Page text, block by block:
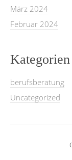
März 2024
Februar 2024
Kategorien
berufsberatung
Uncategorized